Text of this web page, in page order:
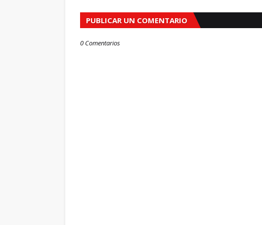
PUBLICAR UN COMENTARIO
0 Comentarios